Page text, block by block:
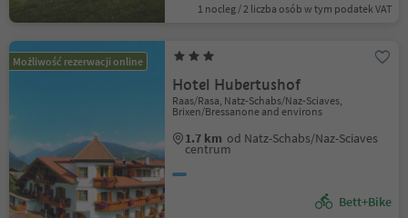
1 nocleg / 2 liczba osób w tym podatek VAT
Możliwość rezerwacji online
Hotel Hubertushof
Raas/Rasa, Natz-Schabs/Naz-Sciaves,
Brixen/Bressanone and environs
1.7 km od Natz-Schabs/Naz-Sciaves
centrum
Bett+Bike